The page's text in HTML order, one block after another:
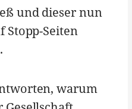
und dieser nun
Stopp-Seiten
warum